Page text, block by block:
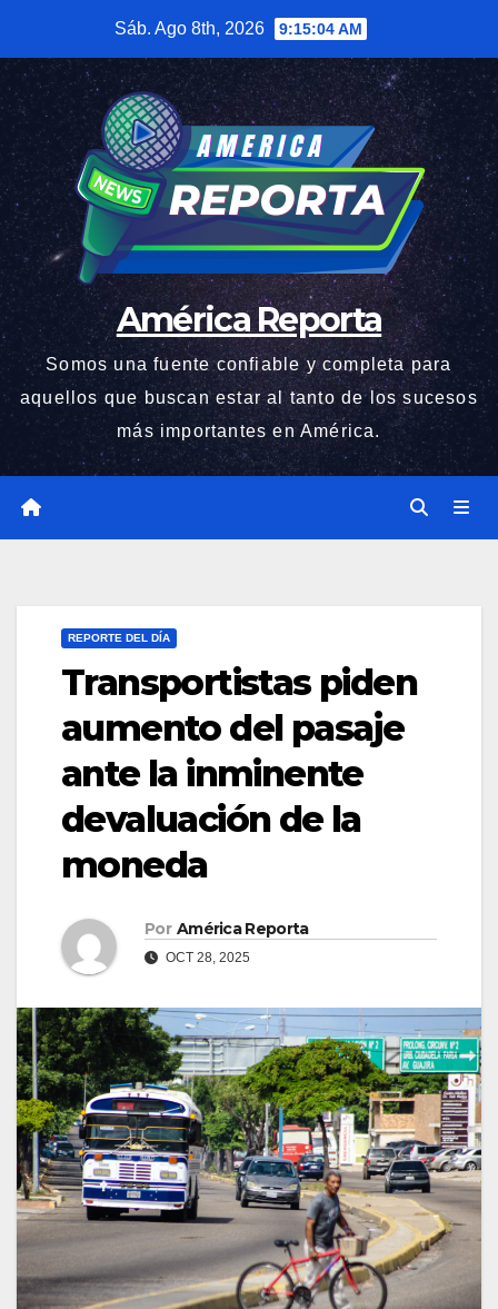
contenido
Sáb. Ago 8th, 2026 9:15:04 AM
América Reporta
Somos una fuente confiable y completa para
aquellos que buscan estar al tanto de los sucesos
más importantes en América.
REPORTE DEL DÍA
Transportistas piden
aumento del pasaje
ante la inminente
devaluación de la
moneda
Por América Reporta
OCT 28, 2025